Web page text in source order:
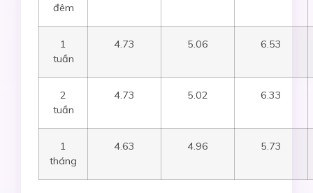
đêm
1
tuần
4.73 5.06 6.53
2
tuần
4.73 5.02 6.33
1
tháng
4.63 4.96 5.73